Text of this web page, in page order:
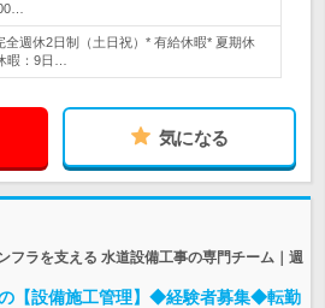
全週休2日制（土日祝）* 有給休暇* 夏期休
暇：9日…
気になる
フラを支える 水道設備工事の専門チーム｜週
の【設備施工管理】◆経験者募集◆転勤